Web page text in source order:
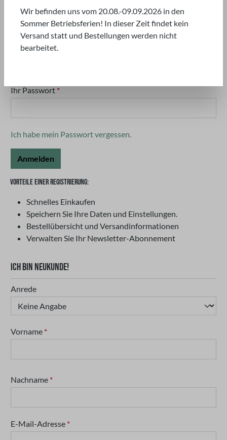
Einloggen mit E-Mail-Adresse und Passwort
Ihre E-Mail-Adresse *
Ihr Passwort *
Ich habe mein Passwort vergessen.
Anmelden
VORTEILE EINER REGISTRIERUNG:
Schnelles Einkaufen
Speichern Sie Ihre Daten und Einstellungen.
Bestellübersicht und Versandinformationen
Verwalten Sie Ihr Newsletter-Abonnement
ICH BIN NEUKUNDE!
Persönliche Informationen
Anrede
Vorname *
Nachname *
E-Mail-Adresse *
Wir befinden uns vom 20.08.-09.09.2026 in den
Sommer Betriebsferien! In dieser Zeit findet kein
Versand statt und Bestellungen werden nicht
bearbeitet.